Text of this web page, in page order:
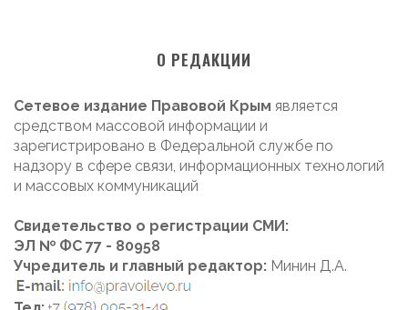
О РЕДАКЦИИ
Сетевое издание Правовой Крым является
средством массовой информации и
зарегистрировано в Федеральной службе по
надзору в сфере связи, информационных технологий
и массовых коммуникаций
Свидетельство о регистрации СМИ:
ЭЛ № ФС 77 - 80958
Учредитель и главный редактор: Минин Д.А.